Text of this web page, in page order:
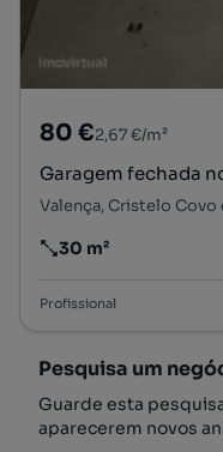
80 €2,67 €/m²
Garagem fechada
Valença, Cristelo Covo
Preço por metro
30 m²
Profissional
Pesquisa um
Guarde esta
aparecerem novos